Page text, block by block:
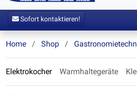
Sofort kontaktieren!
Home Shop
Elektrokocher Warmhaltegeräte